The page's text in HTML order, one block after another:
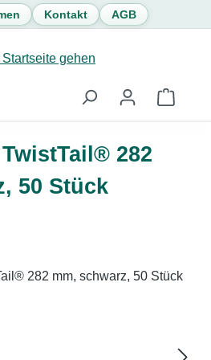
Kontakt AGB
282
50 Stück